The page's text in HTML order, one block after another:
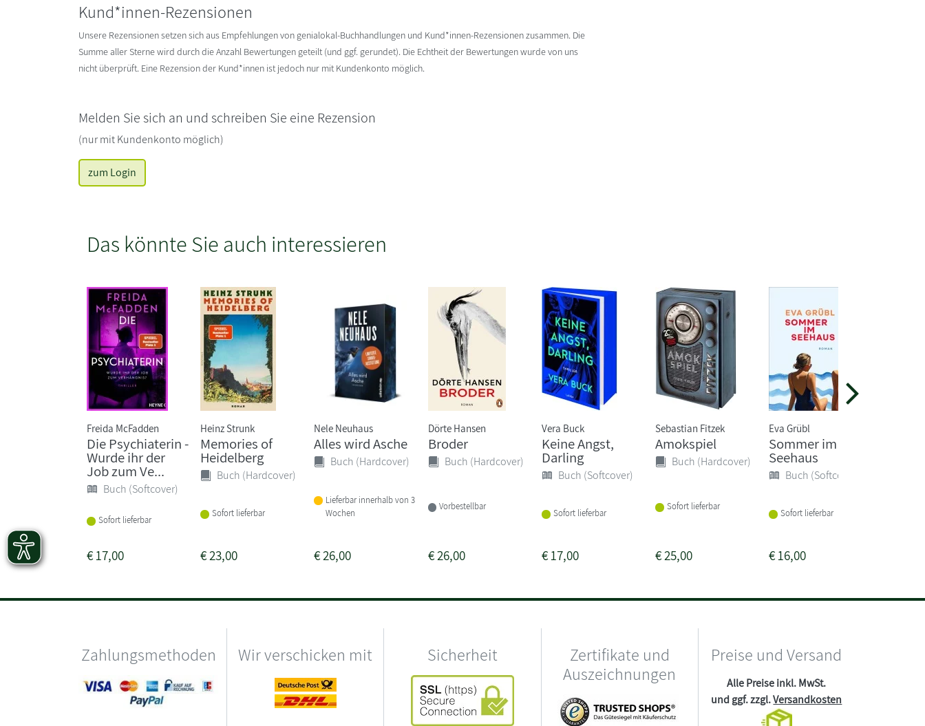
Kund*innen-Rezensionen
Unsere Rezensionen setzen sich aus Empfehlungen von genialokal-Buchhandlungen und Kund*innen-Rezensionen zusammen. Die
Summe aller Sterne wird durch die Anzahl Bewertungen geteilt (und ggf. gerundet). Die Echtheit der Bewertungen wurde von uns
nicht überprüft. Eine Rezension der Kund*innen ist jedoch nur mit Kundenkonto möglich.
Melden Sie sich an und schreiben Sie eine Rezension
(nur mit Kundenkonto möglich)
zum Login
Das könnte Sie auch interessieren
Freida McFadden
Die Psychiaterin -
Wurde ihr der
Job zum Ve...
Buch (Softcover)
Sofort lieferbar
€17,00
Heinz Strunk
Memories of
Heidelberg
Buch (Hardcover)
Sofort lieferbar
€23,00
Nele Neuhaus
Alles wird Asche
Buch (Hardcover)
Lieferbar innerhalb von 3
Wochen
€26,00
Dörte Hansen
Broder
Buch (Hardcover)
Vorbestellbar
€26,00
Vera Buck
Keine Angst,
Darling
Buch (Softcover)
Sofort lieferbar
€17,00
Sebastian Fitzek
Amokspiel
Buch (Hardcover)
Sofort lieferbar
€25,00
Eva Grübl
Sommer im
Seehaus
Buch (Softcover)
Sofort lieferbar
€16,00
Zahlungsmethoden Wir verschicken mit Sicherheit
Zertifikate und
Auszeichnungen
Preise und Versand
Alle Preise inkl. MwSt.
und ggf. zzgl.Versandkosten